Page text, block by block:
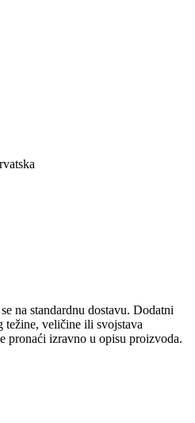
na standardnu ​​dostavu. Dodatni
težine, veličine ili svojstava
pronaći izravno u opisu proizvoda.